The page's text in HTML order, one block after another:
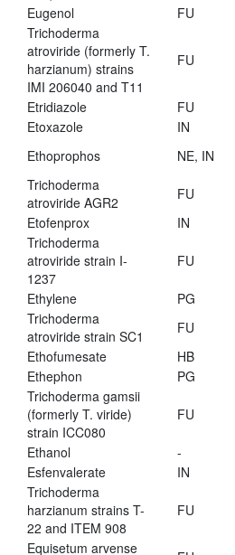
Eugenol
FU
Trichoderma
atroviride (formerly T.
harzianum) strains
IMI 206040 and T11
FU
Etridiazole FU
Etoxazole
IN
Ethoprophos
NE, IN
Trichoderma
atroviride AGR2
FU
Etofenprox
IN
Trichoderma
atroviride strain I-
1237
FU
Ethylene PG
Trichoderma
atroviride strain SC1
FU
Ethofumesate
HB
Ethephon
PG
Trichoderma gamsii
(formerly T. viride)
strain ICC080
FU
Ethanol -
Esfenvalerate
IN
Trichoderma
harzianum strains T-
22 and ITEM 908
FU
Equisetum arvense